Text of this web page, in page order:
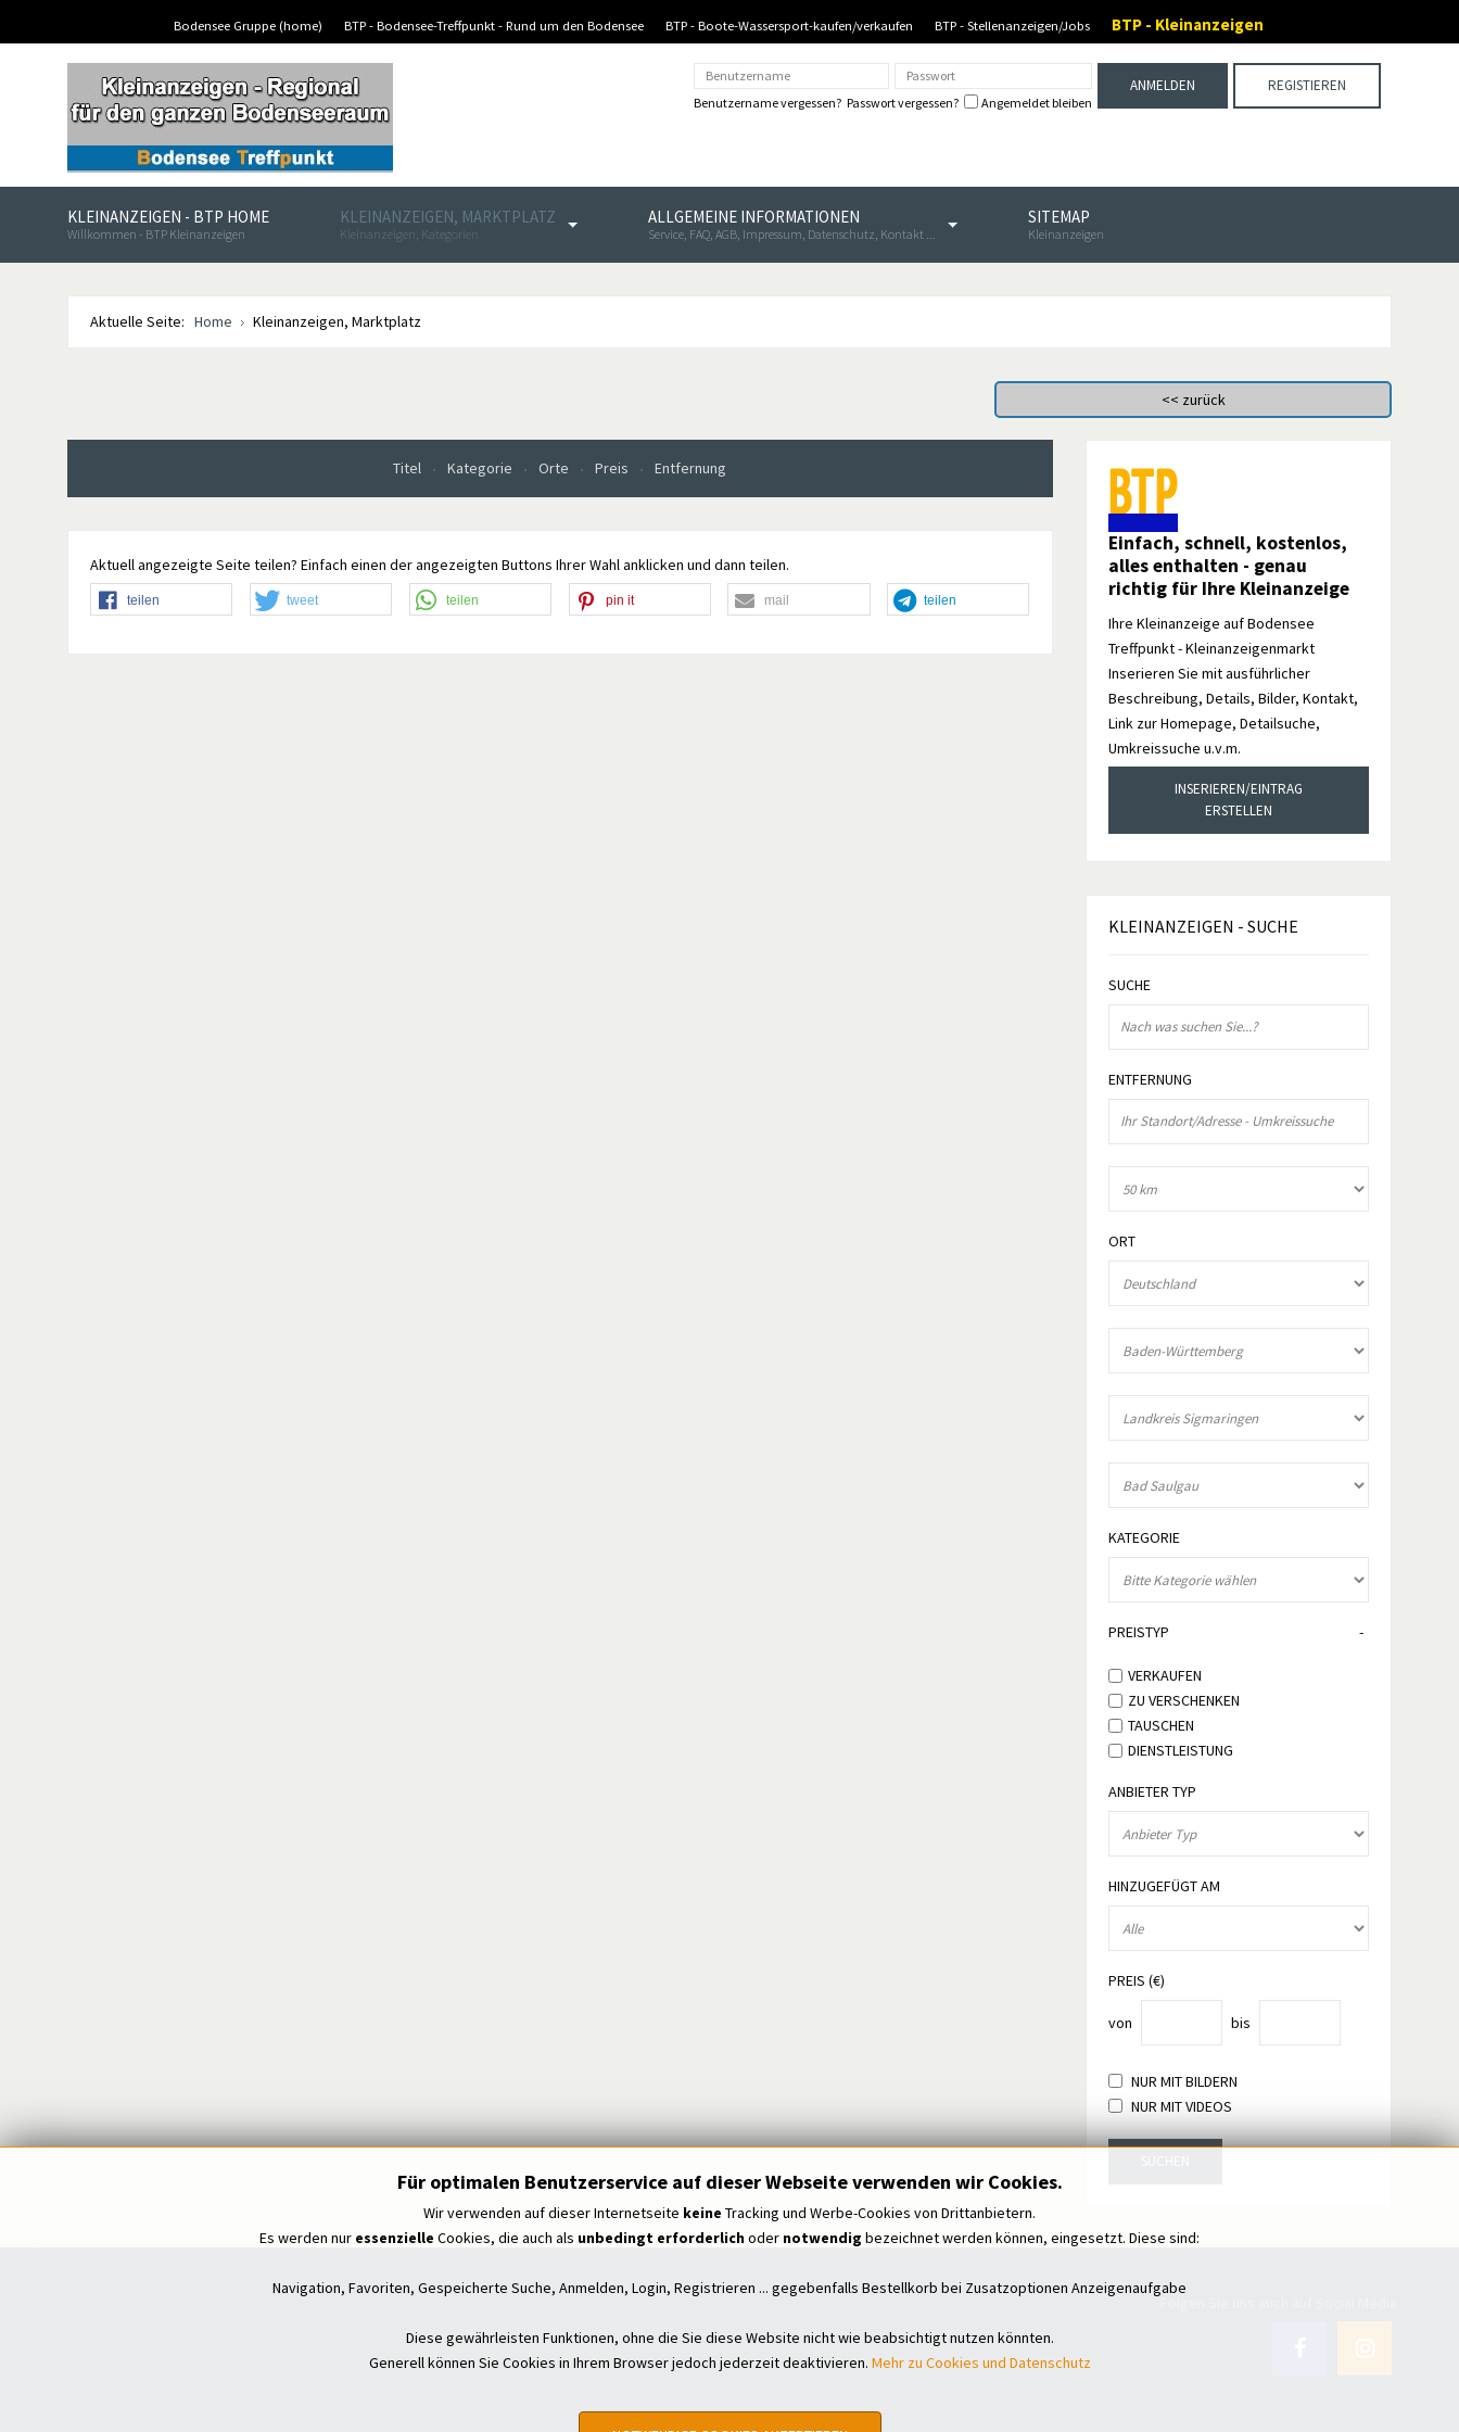
Bodensee Gruppe (home) BTP - Bodensee-Treffpunkt - Rund um den Bodensee BTP - Boote-Wassersport-kaufen/verkaufen BTP - Stellenanzeigen/Jobs BTP - Kleinanzeigen
REGISTIEREN
Benutzername vergessen? Passwort vergessen? Angemeldet bleiben
ANMELDEN
KLEINANZEIGEN - BTP HOME
Willkommen - BTP Kleinanzeigen
KLEINANZEIGEN, MARKTPLATZ
Kleinanzeigen, Kategorien
ALLGEMEINE INFORMATIONEN
Service, FAQ, AGB, Impressum, Datenschutz, Kontakt ...
SITEMAP
Kleinanzeigen
Aktuelle Seite: Home Kleinanzeigen, Marktplatz
Titel Kategorie Orte Preis Entfernung
Aktuell angezeigte Seite teilen? Einfach einen der angezeigten Buttons Ihrer Wahl anklicken und dann teilen.
teilen tweet teilen pin it mail teilen
Einfach, schnell, kostenlos,
alles enthalten - genau
richtig für Ihre Kleinanzeige
Ihre Kleinanzeige auf Bodensee
Treffpunkt - Kleinanzeigenmarkt
Inserieren Sie mit ausführlicher
Beschreibung, Details, Bilder, Kontakt,
Link zur Homepage, Detailsuche,
Umkreissuche u.v.m.
INSERIEREN/EINTRAG
ERSTELLEN
KLEINANZEIGEN - SUCHE
SUCHE
ENTFERNUNG
ORT
KATEGORIE
PREISTYP
VERKAUFEN
ZU VERSCHENKEN
TAUSCHEN
DIENSTLEISTUNG
ANBIETER TYP
HINZUGEFÜGT AM
PREIS (€)
von bis
NUR MIT BILDERN
NUR MIT VIDEOS
Für optimalen Benutzerservice auf dieser Webseite verwenden wir Cookies.
Wir verwenden auf dieser Internetseite keine Tracking und Werbe-Cookies von Drittanbietern.
Es werden nur essenzielle Cookies, die auch als unbedingt erforderlichoder notwendig bezeichnet werden können, eingesetzt. Diese sind:
Navigation, Favoriten, Gespeicherte Suche, Anmelden, Login, Registrieren ... gegebenfalls Bestellkorb bei Zusatzoptionen Anzeigenaufgabe
Diese gewährleisten Funktionen, ohne die Sie diese Website nicht wie beabsichtigt nutzen könnten.
Generell können Sie Cookies in Ihrem Browser jedoch jederzeit deaktivieren. Mehr zu Cookies und Datenschutz